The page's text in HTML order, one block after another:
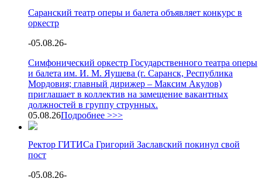
Саранский театр оперы и балета объявляет конкурс в
оркестр
-05.08.26-
Симфонический оркестр Государственного театра оперы
и балета им. И. М. Яушева (г. Саранск, Республика
Мордовия; главный дирижер – Максим Акулов)
приглашает в коллектив на замещение вакантных
должностей в группу струнных.
05.08.26Подробнее >>>
Ректор ГИТИСа Григорий Заславский покинул свой
пост
-05.08.26-